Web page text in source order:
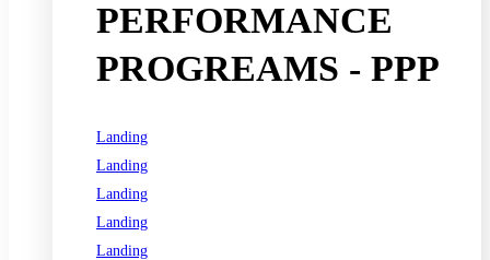
PERFORMANCE
PROGREAMS - PPP
Landing
Landing
Landing
Landing
Landing